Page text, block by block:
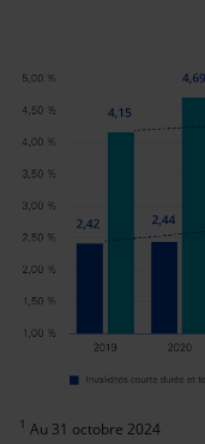
1 Au 31 octobre 2024